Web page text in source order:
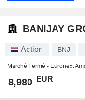
BANIJAY
Action BNJ
Marché Fermé - Euronext
8,980 EUR